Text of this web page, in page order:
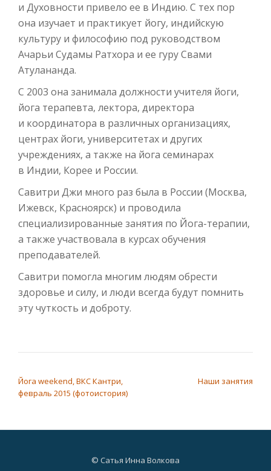
и Духовности привело ее в Индию. С тех пор
она изучает и практикует йогу, индийскую
культуру и философию под руководством
Ачарьи Судамы Ратхора и ее гуру Свами
Атулананда.
С 2003 она занимала должности учителя йоги,
йога терапевта, лектора, директора
и координатора в различных организациях,
центрах йоги, университетах и других
учреждениях, а также на йога семинарах
в Индии, Корее и России.
Савитри Джи много раз была в России (Москва,
Ижевск, Красноярск) и проводила
специализированные занятия по Йога-терапии,
а также участвовала в курсах обучения
преподавателей.
Савитри помогла многим людям обрести
здоровье и силу, и люди всегда будут помнить
эту чуткость и доброту.
Йога weekend, ВКС Кантри,
февраль 2015 (фотоистория)
Наши занятия
© Сатья Инна Волкова